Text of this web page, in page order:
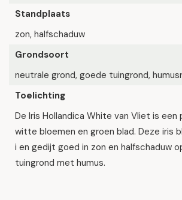
Standplaats
zon, halfschaduw
Grondsoort
neutrale grond, goede tuingrond,
Toelichting
De Iris Hollandica White van Vliet is
witte bloemen en groen blad. Deze iris
i en gedijt goed in zon en halfschaduw
tuingrond met humus.